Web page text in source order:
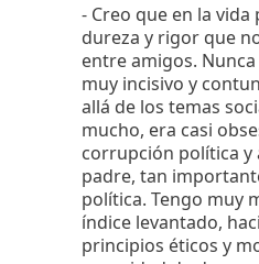
- Creo que en la
dureza y rigor que
entre amigos.
muy incisivo y
allá de los temas
mucho, era casi
corrupción política y
padre, tan
política. Tengo muy
índice levantado,
principios éticos y